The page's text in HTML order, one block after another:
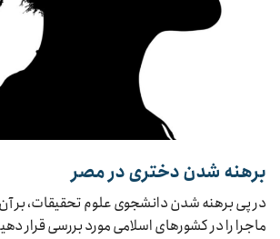
برهنه شدن دختری در مصر
در پی برهنه شدن دانشجوی علوم تحقیقات، بر
ماجرا را در کشورهای اسلامی مورد بررسی قرار